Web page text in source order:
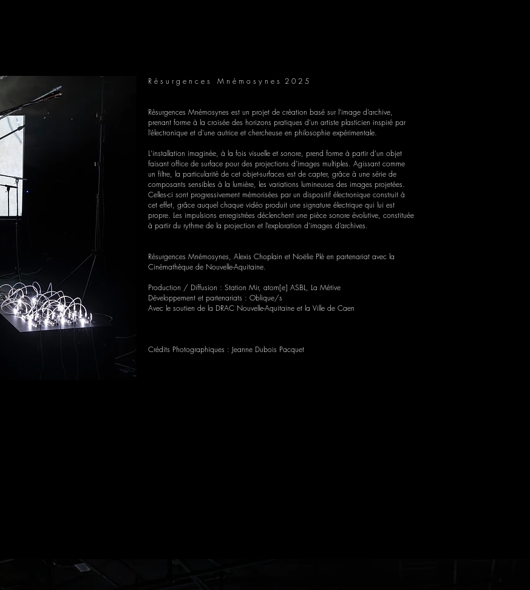
R é s u r g e n c e s M n é m o s y n e s 2 0 2 5
Résurgences Mnémosynes est un projet de création basé sur l’image d’archive,
prenant forme à la croisée des horizons pratiques d’un artiste plasticien inspiré par
l’électronique et d'une autrice et chercheuse en philosophie expérimentale.
L'installation imaginée, à la fois visuelle et sonore, prend forme à partir d’un objet
faisant office de surface pour des projections d’images multiples. Agissant comme
un filtre, la particularité de cet objet-surfaces est de capter, grâce à une série de
composants sensibles à la lumière, les variations lumineuses des images projetées.
Celles-ci sont progressivement mémorisées par un dispositif électronique construit à
cet effet, grâce auquel chaque vidéo produit une signature électrique qui lui est
propre. Les impulsions enregistrées déclenchent une pièce sonore évolutive, constituée
à partir du rythme de la projection et l’exploration d’images d’archives.
Résurgences Mnémosynes, Alexis Choplain et Noëlie Plé en partenariat avec la
Cinémathèque de Nouvelle-Aquitaine.
Production / Diffusion : Station Mir, atom[e] ASBL, La Métive
Développement et partenariats : Oblique/s
Avec le soutien de la DRAC Nouvelle-Aquitaine et la Ville de Caen
Crédits Photographiques : Jeanne Dubois Pacquet